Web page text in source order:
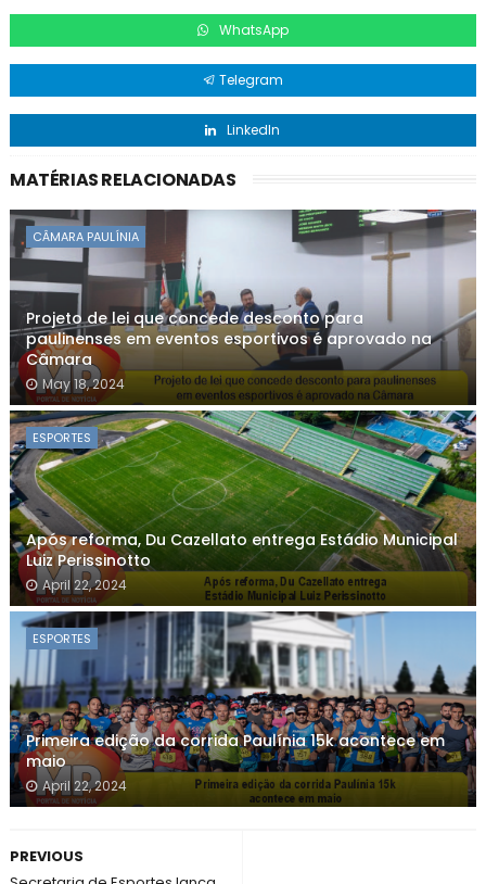
WhatsApp
Telegram
LinkedIn
MATÉRIAS RELACIONADAS
CÂMARA PAULÍNIA
Projeto de lei que concede desconto para
paulinenses em eventos esportivos é aprovado na
Câmara
May 18, 2024
ESPORTES
Após reforma, Du Cazellato entrega Estádio Municipal
Luiz Perissinotto
April 22, 2024
ESPORTES
Primeira edição da corrida Paulínia 15k acontece em
maio
April 22, 2024
PREVIOUS